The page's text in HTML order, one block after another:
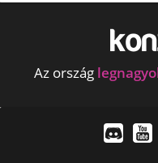
Az ország